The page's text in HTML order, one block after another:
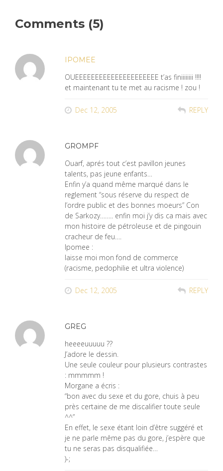
Comments (5)
IPOMEE
OUEEEEEEEEEEEEEEEEEEEEE t’as finiiiiiiii !!!!
et maintenant tu te met au racisme ! zou !
Dec 12, 2005 REPLY
GROMPF
Ouarf, aprés tout c’est pavillon jeunes
talents, pas jeune enfants…
Enfin y’a quand même marqué dans le
reglement “sous réserve du respect de
l’ordre public et des bonnes moeurs” Con
de Sarkozy…….. enfin moi j’y dis ca mais avec
mon histoire de pétroleuse et de pingouin
cracheur de feu….
Ipomee :
laisse moi mon fond de commerce
(racisme, pedophilie et ultra violence)
Dec 12, 2005 REPLY
GREG
heeeeuuuuu ??
J’adore le dessin.
Une seule couleur pour plusieurs contrastes
: mmmmm !
Morgane a écris :
“bon avec du sexe et du gore, chuis à peu
près certaine de me discalifier toute seule
^^”
En effet, le sexe étant loin d’être suggéré et
je ne parle même pas du gore, j’espère que
tu ne seras pas disqualifiée…
)-;